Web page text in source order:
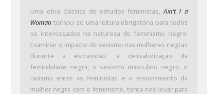
Uma obra clássica de estudos feministas,Ain’t I a
Womantornou-se uma leitura obrigatória para todos
os interessados na natureza do feminismo negro.
Examinar o impacto do sexismo nas mulheres negras
durante a escravidão, a desvalorização da
feminilidade negra, o sexismo masculino negro, o
racismo entre as feministas e o envolvimento da
mulher negra com o feminismo, tenta nos levar para